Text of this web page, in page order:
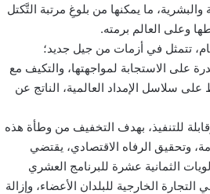
ما يمكنها من بلوغِ مرتبة التَّكتل
وعلى العالم برمته.
تتمثل في أزمات من جيل جديد؛
على الاستجابة لمواجهتها، والتكيف مع
سلاسل الإمداد العالمية، الناتج عن
للتنفيذ، بهدف التخفيف من وطأة هذه
وتحقيق الرفاه الاقتصادي، يقتضي
الثمانية عشرة للبرنامج العشري
الخارجية للبلدان الأعضاء، وإزالة